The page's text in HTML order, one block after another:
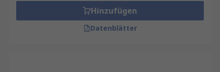
Hinzufügen
Datenblätter